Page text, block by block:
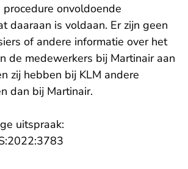
onvoldoende
daaraan is voldaan. Er zijn geen
of andere informatie over het
de medewerkers bij Martinair aan
zij hebben bij KLM andere
dan bij Martinair.
uitspraak: